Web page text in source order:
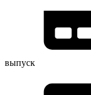
выпуск